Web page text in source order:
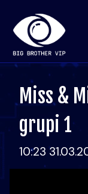
Miss &
grupi 1
10:23